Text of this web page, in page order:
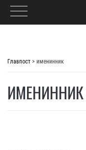
Главпост > именинник
ИМЕНИННИК